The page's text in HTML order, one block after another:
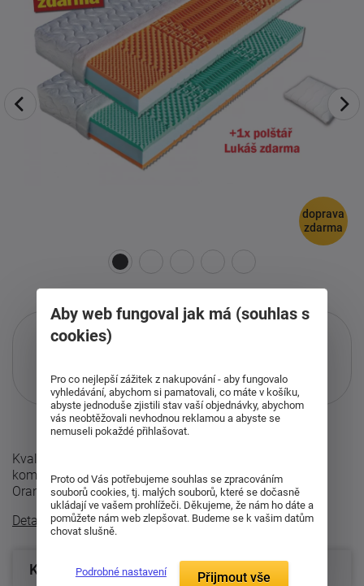
doprava
zdarma
Pouze při nákupu přes i-matrace.cz
Více informacío službě.
Kvalitní sedmizónová matrace, jejíž nosné vrstvy tvoří
kombinace studené (35kg/m³) a líné pěny (45kg/m³).
Oranžová nosná vrstva tv ...
Detailní popis
Konfigurace produktu
Aby web fungoval jak má (souhlas s
cookies)
Pro co nejlepší zážitek z nakupování - aby fungovalo
vyhledávání, abychom si pamatovali, co máte v košíku,
abyste jednoduše zjistili stav vaší objednávky, abychom
vás neobtěžovali nevhodnou reklamou a abyste se
nemuseli pokaždé přihlašovat.
Proto od Vás potřebujeme souhlas se zpracováním
souborů cookies, tj. malých souborů, které se dočasně
ukládají ve vašem prohlížeči. Děkujeme, že nám ho dáte a
pomůžete nám web zlepšovat. Budeme se k vašim datům
chovat slušně.
Podrobné nastavení Přijmout vše